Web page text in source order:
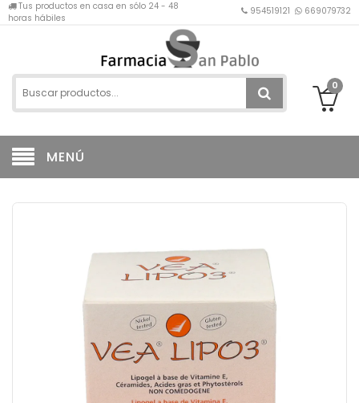
Tus productos en casa en sólo 24 - 48
horas hábiles
954519121 669079732
0
MENÚ